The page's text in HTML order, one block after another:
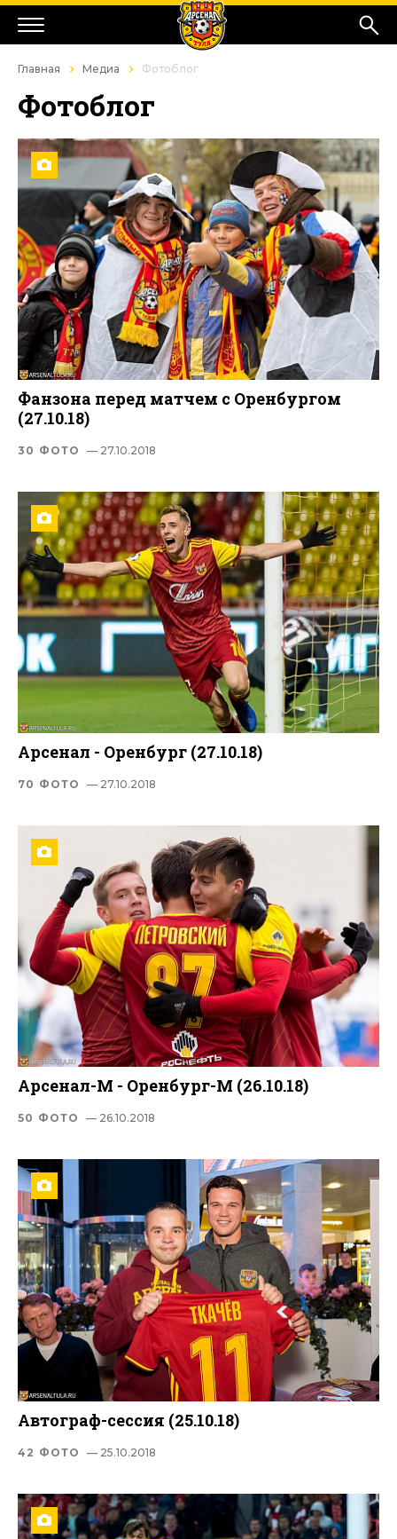
Главная Медиа Фотоблог
Фотоблог
Фанзона перед матчем с Оренбургом
(27.10.18)
30 ФОТО — 27.10.2018
Арсенал - Оренбург (27.10.18)
70 ФОТО — 27.10.2018
Арсенал-М - Оренбург-М (26.10.18)
50 ФОТО — 26.10.2018
Автограф-сессия (25.10.18)
42 ФОТО — 25.10.2018